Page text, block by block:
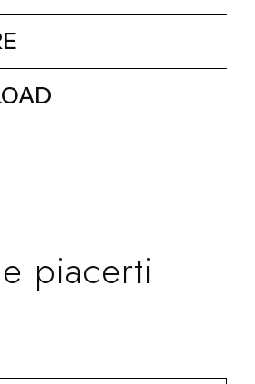
a
490x350 mm
Steel
piacerti